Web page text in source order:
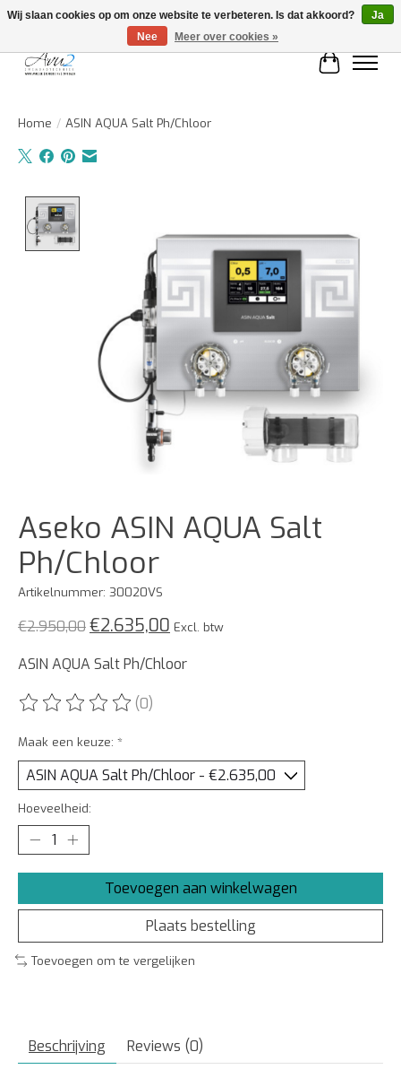
Home / ASIN AQUA Salt Ph/Chloor
Aseko ASIN AQUA Salt
Ph/Chloor
Artikelnummer: 30020VS
€2.950,00€2.635,00 Excl. btw
ASIN AQUA Salt Ph/Chloor
De beoordeling van dit product is
(0)
Maak een keuze: *
Hoeveelheid:
Toevoegen aan winkelwagen
Plaats bestelling
Toevoegen om te vergelijken
Beschrijving Reviews (0)
Wij slaan cookies op om onze website te verbeteren. Is dat akkoord?
Ja
Nee
Meer over cookies »